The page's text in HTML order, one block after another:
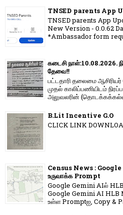
TNSED parents App
TNSED parents App
New Version - 0.0.62
*Ambassador form
கடைசி நாள்:10.08.2026.
தேவை!!
பட்டதாரி தலைமை
முதல் காலிப்பணியிடம்
அலுவலரின்
B.Lit Incentive G.O
CLICK LINK
Census News :
உருவாக்க Prompt
Google Gemini AIல்
Google Gemini AI HLB
உள்ள Promptஐ, Copy &